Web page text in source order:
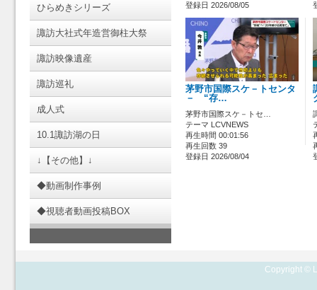
ひらめきシリーズ
諏訪大社式年造営御柱大祭
諏訪映像遺産
諏訪巡礼
成人式
10.1諏訪湖の日
↓【その他】↓
◆動画制作事例
◆視聴者動画投稿BOX
登録日 2026/08/05
茅野市国際スケ－トセンタ
－ “存…
茅野市国際スケ－トセ…
テーマ LCVNEWS
再生時間 00:01:56
再生回数 39
登録日 2026/08/04
Copyright ©